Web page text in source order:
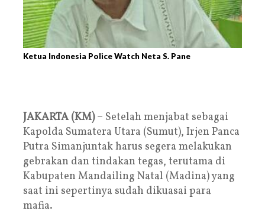
Ketua Indonesia Police Watch Neta S. Pane
JAKARTA (KM)– Setelah menjabat sebagai
Kapolda Sumatera Utara (Sumut), Irjen Panca
Putra Simanjuntak harus segera melakukan
gebrakan dan tindakan tegas, terutama di
Kabupaten Mandailing Natal (Madina) yang
saat ini sepertinya sudah dikuasai para
mafia.